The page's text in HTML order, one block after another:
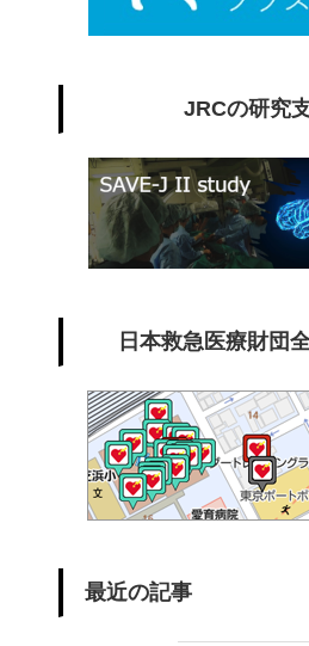
JRCの研究
日本救急医療財団
最近の記事